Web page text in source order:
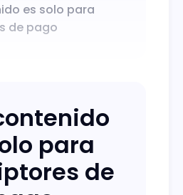
es solo para
de pago
para
de